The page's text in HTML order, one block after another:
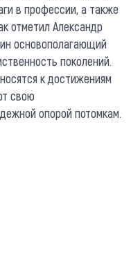
в профессии, а также
отметил Александр
основополагающий
поколений.
к достижениям
свою
опорой потомкам.